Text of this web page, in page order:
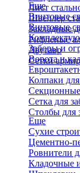
Лист
Швеллер
Закладные
Рифленые
Двутавр
Сетки
Еще
Винтовые
Винтовые
Заборы и
Ворота и
Колпаки
Сетка для
Столбы для
Еще
Сухие
Цементно-
Ровнители
Кладочные